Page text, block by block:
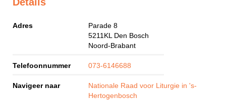
Adres
Parade 8
5211KL Den Bosch
Noord-Brabant
Telefoonnummer 073-6146688
Navigeer naar
Nationale Raad voor Liturgie in 's-
Hertogenbosch